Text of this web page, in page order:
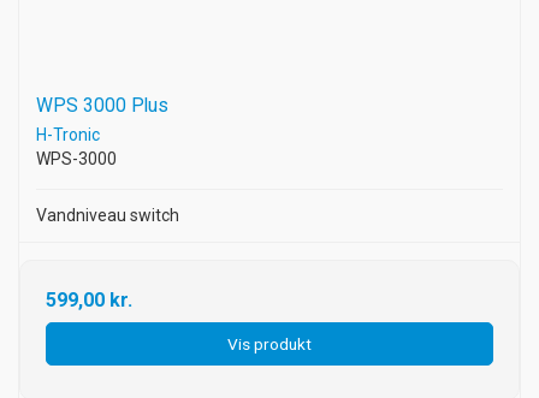
WPS 3000 Plus
H-Tronic
WPS-3000
Vandniveau switch
599,00 kr.
Vis produkt